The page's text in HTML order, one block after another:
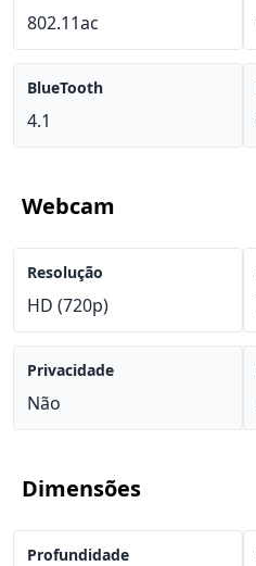
802.11ac
BlueTooth
4.1
Webcam
Resolução
HD (720p)
Privacidade
Não
Dimensões
Profundidade